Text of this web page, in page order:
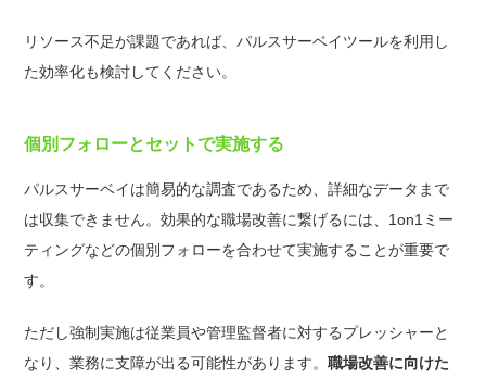
リソース不足が課題であれば、パルスサーベイツールを利用し
た効率化も検討してください。
個別フォローとセットで実施する
パルスサーベイは簡易的な調査であるため、詳細なデータまで
は収集できません。効果的な職場改善に繋げるには、1on1ミー
ティングなどの個別フォローを合わせて実施することが重要で
す。
ただし強制実施は従業員や管理監督者に対するプレッシャーと
なり、業務に支障が出る可能性があります。職場改善に向けた